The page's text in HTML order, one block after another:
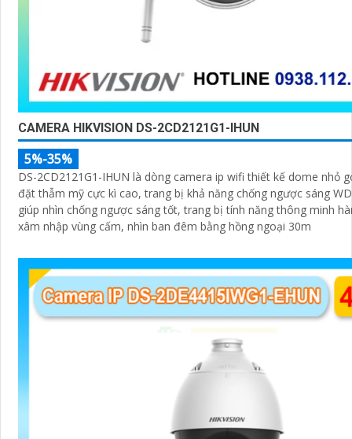
CAMERA HIKVISION DS-2CD2121G1-IHUN
5%-35%
DS-2CD2121G1-IHUN là dòng camera ip wifi thiết kế dome nhỏ
đặt thẫm mỹ cực kì cao, trang bị khả năng chống ngược sáng
giúp nhìn chống ngược sáng tốt, trang bị tính năng thông minh
xâm nhập vùng cấm, nhìn ban đêm bằng hồng ngoại 30m